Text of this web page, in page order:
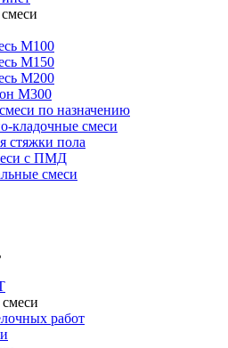
М100
М150
М200
М300
по назначению
кладочные смеси
стяжки пола
с ПМД
смеси
работ